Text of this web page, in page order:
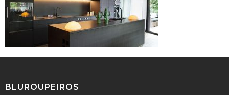
BLUROUPEIROS